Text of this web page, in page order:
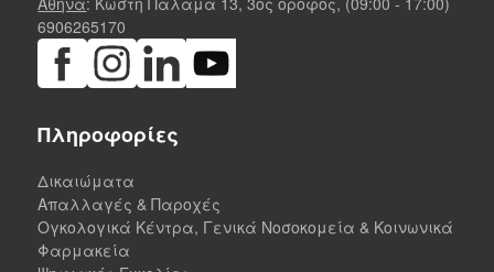
6906265170
Πληροφορίες
Δικαιώματα
Απαλλαγές & Παροχές
Ογκολογικά Κέντρα, Γενικά Νοσοκομεία & Κοινωνικά
Φαρμακεία